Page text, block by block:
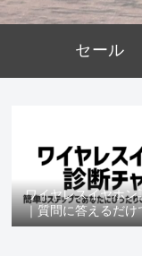
セール
ワイヤレスイヤホン
｜質問に答えるだけ
すすめの機種